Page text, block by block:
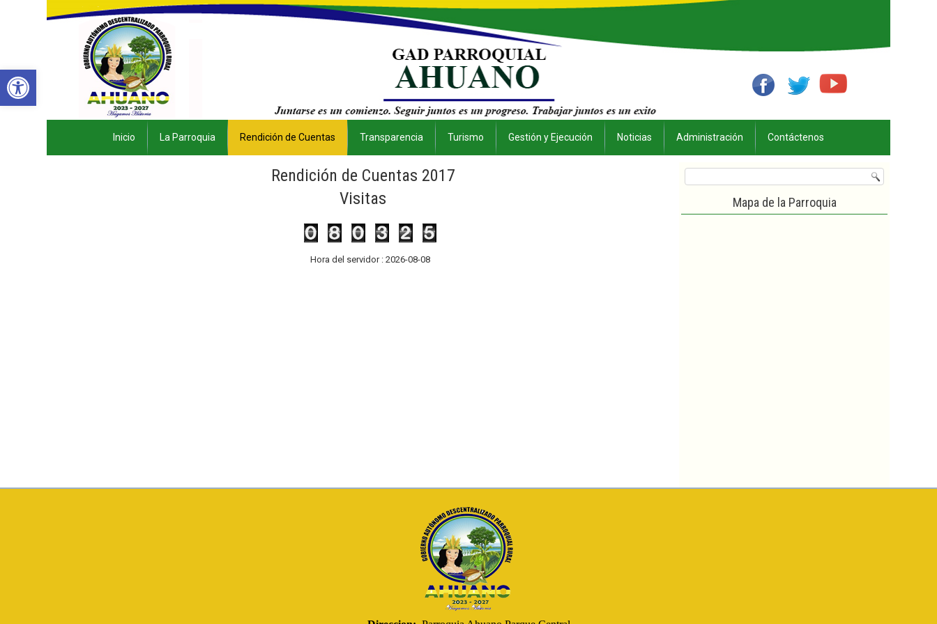
Abrir barra de herramientas
Inicio La Parroquia Rendición de Cuentas Transparencia Turismo Gestión y Ejecución Noticias Administración Contáctenos
Rendición de Cuentas 2017
Visitas
Hora del servidor : 2026-08-08
Mapa de la Parroquia